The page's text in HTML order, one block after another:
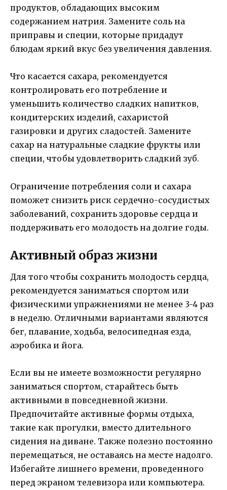
продуктов, обладающих высоким
содержанием натрия. Замените соль на
приправы и специи, которые придадут
блюдам яркий вкус без увеличения давления.
Что касается сахара, рекомендуется
контролировать его потребление и
уменьшить количество сладких напитков,
кондитерских изделий, сахаристой
газировки и других сладостей. Замените
сахар на натуральные сладкие фрукты или
специи, чтобы удовлетворить сладкий зуб.
Ограничение потребления соли и сахара
поможет снизить риск сердечно-сосудистых
заболеваний, сохранить здоровье сердца и
поддерживать его молодость на долгие годы.
Активный образ жизни
Для того чтобы сохранить молодость сердца,
рекомендуется заниматься спортом или
физическими упражнениями не менее 3-4 раз
в неделю. Отличными вариантами являются
бег, плавание, ходьба, велосипедная езда,
аэробика и йога.
Если вы не имеете возможности регулярно
заниматься спортом, старайтесь быть
активными в повседневной жизни.
Предпочитайте активные формы отдыха,
такие как прогулки, вместо длительного
сидения на диване. Также полезно постоянно
перемещаться, не оставаясь на месте надолго.
Избегайте лишнего времени, проведенного
перед экраном телевизора или компьютера.